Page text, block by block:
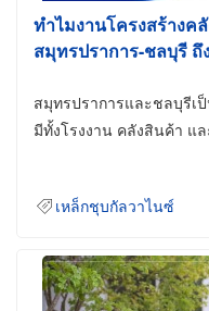
ทำไมงานโครงสร้างค
สมุทรปราการ-ชลบุรี
สมุทรปราการและชลบุรีเ
มีทั้งโรงงาน คลังสินค้า แ
เหล็กชุบกัลวาไนซ์